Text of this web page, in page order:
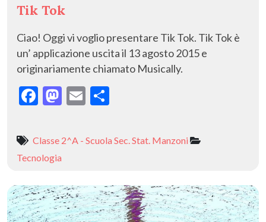
Tik Tok
Ciao! Oggi vi voglio presentare Tik Tok. Tik Tok è
un’ applicazione uscita il 13 agosto 2015 e
originariamente chiamato Musically.
F
e
b
o
k
M
to
n
E
ai n
di
Classe 2^A - Scuola Sec. Stat. Manzoni
Tecnologia